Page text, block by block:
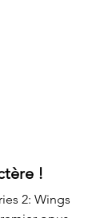
!
2: Wings